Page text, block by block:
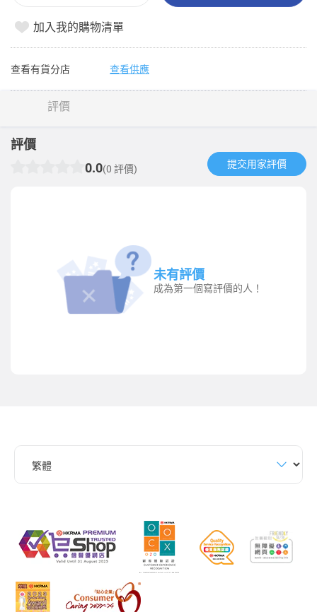
加入我的購物清單
查看有貨分店 查看供應
評價
評價
0.0(0 評價) 提交用家評價​
未有評價
成為第一個寫評價的人！